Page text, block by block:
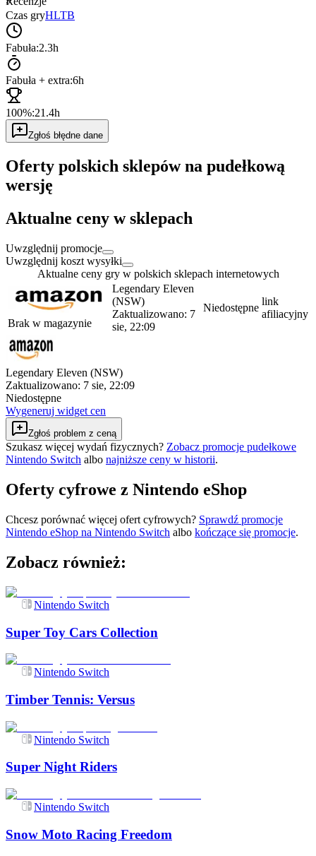
Czas gryHLTB
Fabuła:2.3h
Fabuła + extra:6h
100%:21.4h
Zgłoś błędne dane
Oferty polskich sklepów na pudełkową
wersję
Aktualne ceny w sklepach
Uwzględnij promocje
Uwzględnij koszt wysyłki
Aktualne ceny gry w polskich sklepach internetowych
Brak w magazynie
Legendary Eleven
(NSW)
Zaktualizowano: 7
sie, 22:09
Niedostępne
link
afiliacyjny
Legendary Eleven (NSW)
Zaktualizowano: 7 sie, 22:09
Niedostępne
Wygeneruj widget cen
Zgłoś problem z ceną
Szukasz więcej wydań fizycznych? Zobacz promocje pudełkowe
Nintendo Switch albo najniższe ceny w historii.
Oferty cyfrowe z Nintendo eShop
Chcesz porównać więcej ofert cyfrowych? Sprawdź promocje
Nintendo eShop na Nintendo Switch albo kończące się promocje.
Zobacz również:
Nintendo Switch
Super Toy Cars Collection
Nintendo Switch
Timber Tennis: Versus
Nintendo Switch
Super Night Riders
Nintendo Switch
Snow Moto Racing Freedom